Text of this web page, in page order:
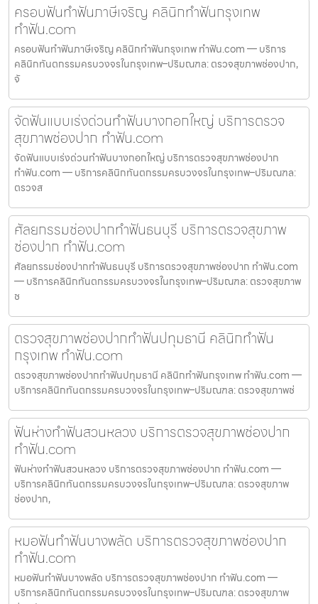
ครอบฟันทำฟันภาษีเจริญ คลินิกทำฟันกรุงเทพ
ทำฟัน.com
ครอบฟันทำฟันภาษีเจริญ คลินิกทำฟันกรุงเทพ ทำฟัน.com — บริการ
คลินิกทันตกรรมครบวงจรในกรุงเทพ–ปริมณฑล: ตรวจสุขภาพช่องปาก,
จั
จัดฟันแบบเร่งด่วนทำฟันบางกอกใหญ่ บริการตรวจ
สุขภาพช่องปาก ทำฟัน.com
จัดฟันแบบเร่งด่วนทำฟันบางกอกใหญ่ บริการตรวจสุขภาพช่องปาก
ทำฟัน.com — บริการคลินิกทันตกรรมครบวงจรในกรุงเทพ–ปริมณฑล:
ตรวจส
ศัลยกรรมช่องปากทำฟันธนบุรี บริการตรวจสุขภาพ
ช่องปาก ทำฟัน.com
ศัลยกรรมช่องปากทำฟันธนบุรี บริการตรวจสุขภาพช่องปาก ทำฟัน.com
— บริการคลินิกทันตกรรมครบวงจรในกรุงเทพ–ปริมณฑล: ตรวจสุขภาพ
ช
ตรวจสุขภาพช่องปากทำฟันปทุมธานี คลินิกทำฟัน
กรุงเทพ ทำฟัน.com
ตรวจสุขภาพช่องปากทำฟันปทุมธานี คลินิกทำฟันกรุงเทพ ทำฟัน.com —
บริการคลินิกทันตกรรมครบวงจรในกรุงเทพ–ปริมณฑล: ตรวจสุขภาพช่
ฟันห่างทำฟันสวนหลวง บริการตรวจสุขภาพช่องปาก
ทำฟัน.com
ฟันห่างทำฟันสวนหลวง บริการตรวจสุขภาพช่องปาก ทำฟัน.com —
บริการคลินิกทันตกรรมครบวงจรในกรุงเทพ–ปริมณฑล: ตรวจสุขภาพ
ช่องปาก,
หมอฟันทำฟันบางพลัด บริการตรวจสุขภาพช่องปาก
ทำฟัน.com
หมอฟันทำฟันบางพลัด บริการตรวจสุขภาพช่องปาก ทำฟัน.com —
บริการคลินิกทันตกรรมครบวงจรในกรุงเทพ–ปริมณฑล: ตรวจสุขภาพ